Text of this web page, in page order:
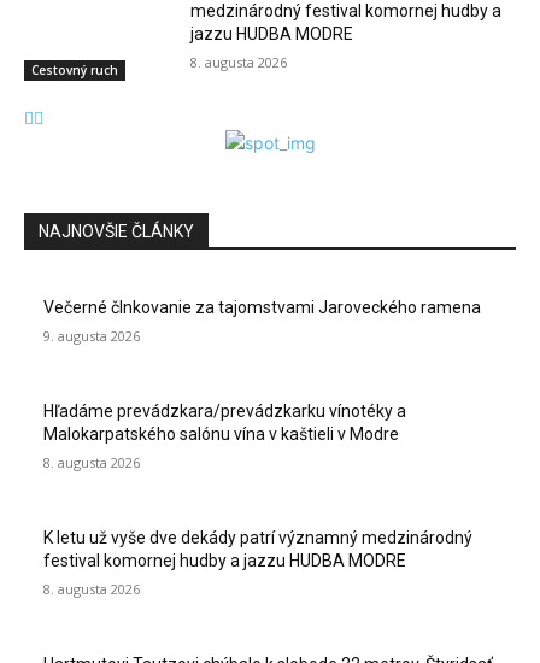
Cestovný ruch
medzinárodný festival komornej hudby a
jazzu HUDBA MODRE
8. augusta 2026
NAJNOVŠIE ČLÁNKY
Večerné člnkovanie za tajomstvami Jaroveckého ramena
9. augusta 2026
Hľadáme prevádzkara/prevádzkarku vínotéky a
Malokarpatského salónu vína v kaštieli v Modre
8. augusta 2026
K letu už vyše dve dekády patrí významný medzinárodný
festival komornej hudby a jazzu HUDBA MODRE
8. augusta 2026